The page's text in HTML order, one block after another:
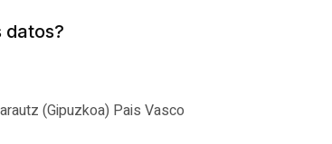
datos?
(Gipuzkoa) Pais Vasco